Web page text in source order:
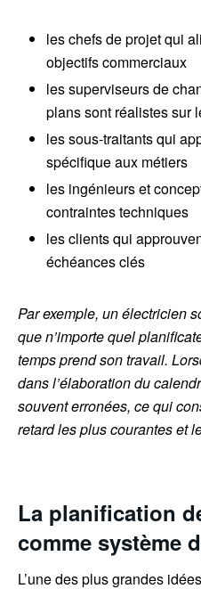
les chefs de projet qui
objectifs commerciaux
les superviseurs de
plans sont réalistes sur
les sous-traitants qui
spécifique aux métiers
les ingénieurs et
contraintes techniques
les clients qui
échéances clés
Par exemple, un électricien
que n’importe quel
temps prend son travail.
dans l’élaboration du
souvent erronées, ce qui
retard les plus courantes et
La planification
comme système
L’une des plus grandes